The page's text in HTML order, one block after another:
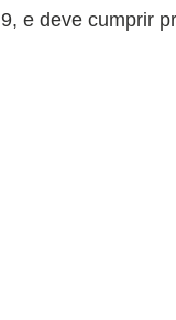
e deve cumprir